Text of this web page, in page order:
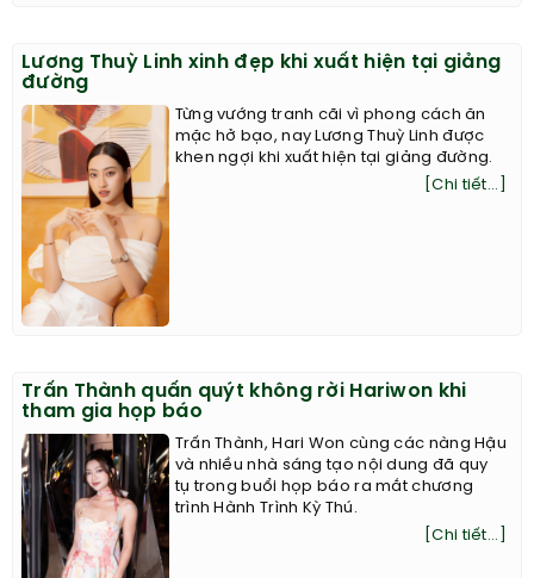
Lương Thuỳ Linh xinh đẹp khi xuất hiện tại giảng
đường
Từng vướng tranh cãi vì phong cách ăn
mặc hở bạo, nay Lương Thuỳ Linh được
khen ngợi khi xuất hiện tại giảng đường.
[Chi tiết...]
Trấn Thành quấn quýt không rời Hariwon khi
tham gia họp báo
Trấn Thành, Hari Won cùng các nàng Hậu
và nhiều nhà sáng tạo nội dung đã quy
tụ trong buổi họp báo ra mắt chương
trình Hành Trình Kỳ Thú.
[Chi tiết...]